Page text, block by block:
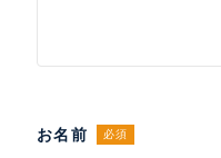
お名前 必須